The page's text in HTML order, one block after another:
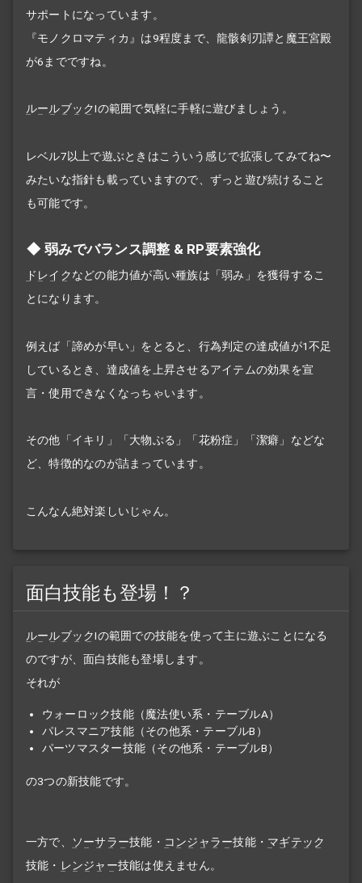
サポートになっています。
『モノクロマティカ』は9程度まで、龍骸剣刃譚と魔王宮殿
が6までですね。
ルールブックIの範囲で気軽に手軽に遊びましょう。
レベル7以上で遊ぶときはこういう感じで拡張してみてね〜
みたいな指針も載っていますので、ずっと遊び続けること
も可能です。
弱みでバランス調整 & RP要素強化
ドレイクなどの能力値が高い種族は「弱み」を獲得するこ
とになります。
例えば「諦めが早い」をとると、行為判定の達成値が1不足
しているとき、達成値を上昇させるアイテムの効果を宣
言・使用できなくなっちゃいます。
その他「イキリ」「大物ぶる」「花粉症」「潔癖」などな
ど、特徴的なのが詰まっています。
こんなん絶対楽しいじゃん。
面白技能も登場！？
ルールブックIの範囲での技能を使って主に遊ぶことになる
のですが、面白技能も登場します。
それが
ウォーロック技能（魔法使い系・テーブルA）
パレスマニア技能（その他系・テーブルB）
パーツマスター技能（その他系・テーブルB）
の3つの新技能です。
一方で、 ソーサラー技能・ コンジャラー技能・ マギテック
技能・ レンジャー技能は使えません。